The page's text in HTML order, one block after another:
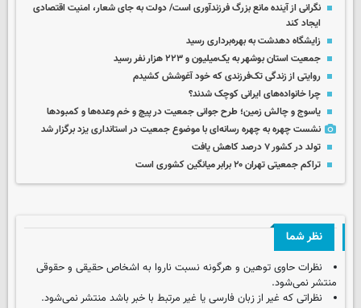
نگرانی از آینده مانع بزرگ فرزندآوری است/ دولت به جای شعار، امنیت اقتصادی
ایجاد کند
زایشگاه دهدشت به بهره‌برداری رسید
جمعیت استان بوشهر به یک‌میلیون و ۲۲۳ هزار نفر رسید
روایتی از زندگی تک‌فرزندی که خود آغوشش کشیدم
چرا خانواده‌های ایرانی کوچک شدند؟
یاسوج و چالش زمین؛ طرح جوانی جمعیت در پیچ و خم وعده‌ها و کمبودها
نشست چهره به چهره رسانه‌ای با موضوع جمعیت در استانداری یزد برگزار شد
تولد در کشور ۷ درصد کاهش یافت
تراکم جمعیتی تهران ۲۰ برابر میانگین کشوری است
نظر شما
نظرات حاوی توهین و هرگونه نسبت ناروا به اشخاص حقیقی و حقوقی
منتشر نمی‌شود.
نظراتی که غیر از زبان فارسی یا غیر مرتبط با خبر باشد منتشر نمی‌شود.